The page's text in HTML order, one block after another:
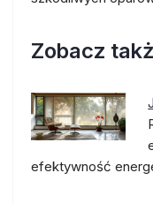
Zobacz
efektywność